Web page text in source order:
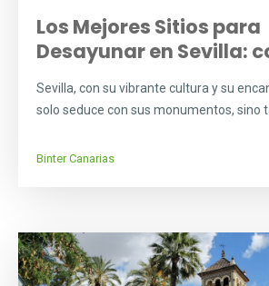
Los Mejores Sitios para
Desayunar en Sevilla:
Sevilla, con su vibrante cultura y su
solo seduce con sus monumentos, sino
Binter Canarias